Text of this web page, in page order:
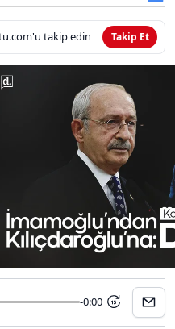
takip edin Takip Et
-0:00 15